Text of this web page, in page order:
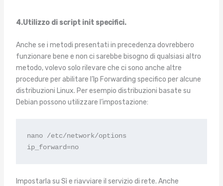
4.Utilizzo di script init specifici.
Anche se i metodi presentati in precedenza dovrebbero
funzionare bene e non ci sarebbe bisogno di qualsiasi altro
metodo, volevo solo rilevare che ci sono anche altre
procedure per abilitare l’Ip Forwarding specifico per alcune
distribuzioni Linux. Per esempio distribuzioni basate su
Debian possono utilizzare l’impostazione:
nano /etc/network/options
ip_forward=no
Impostarla su Sì e riavviare il servizio di rete. Anche